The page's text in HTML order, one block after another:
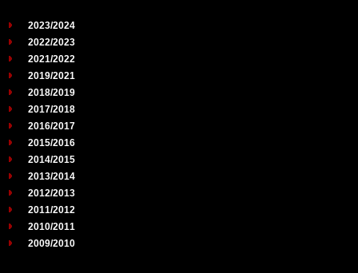
2023/2024
2022/2023
2021/2022
2019/2021
2018/2019
2017/2018
2016/2017
2015/2016
2014/2015
2013/2014
2012/2013
2011/2012
2010/2011
2009/2010